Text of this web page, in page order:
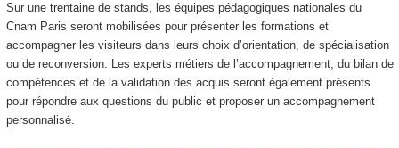
Sur une trentaine de stands, les équipes pédagogiques nationales du
Cnam Paris seront mobilisées pour présenter les formations et
accompagner les visiteurs dans leurs choix d’orientation, de spécialisation
ou de reconversion. Les experts métiers de l’accompagnement, du bilan de
compétences et de la validation des acquis seront également présents
pour répondre aux questions du public et proposer un accompagnement
personnalisé.